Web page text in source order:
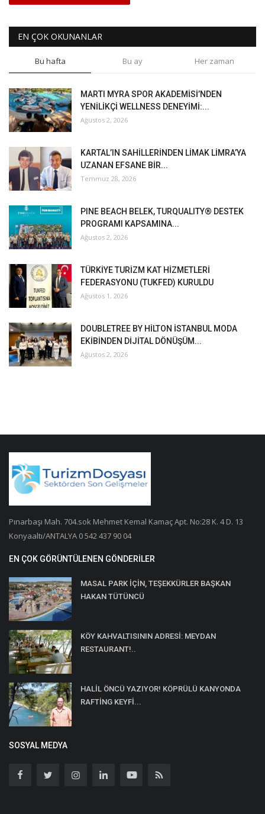
EN ÇOK OKUNANLAR
Bu hafta Bu ay Her zaman
MARTI MYRA SPOR AKADEMİSİ’NDEN
YENİLİKÇİ WELLNESS DENEYİMİ:...
Ağustos 2, 2026
KARTAL’IN SAHİLLERİNDEN LİMAK LİMRA’YA
UZANAN EFSANE BİR...
Temmuz 28, 2026
PINE BEACH BELEK, TURQUALITY® DESTEK
PROGRAMI KAPSAMINA...
Ağustos 2, 2026
TÜRKİYE TURİZM KAT HİZMETLERİ
FEDERASYONU (TUKFED) KURULDU
Ağustos 1, 2026
DOUBLETREE BY HİLTON İSTANBUL MODA
EKİBİNDEN DİJİTAL DÖNÜŞÜM...
Ağustos 2, 2026
Pınarbaşı Mah. 704.sok Mehmet Kemal Kamaç Apt. No:28 K. 4 D. 13
Konyaaltı/ANTALYA 0 542 437 90 04
EN ÇOK GÖRÜNTÜLENEN GÖNDERILER
MASAL PARK İÇİN, TEŞEKKÜRLER BAŞKAN
HAKAN TÜTÜNCÜ
KÖY KAHVALTISININ ADRESİ: MEYDAN
RESTAURANT!..
HALİL ÖNCÜ YAZIYOR! KÖPRÜLÜ KANYONDA
RAFTİNG KEYFİ...
SOSYAL MEDYA